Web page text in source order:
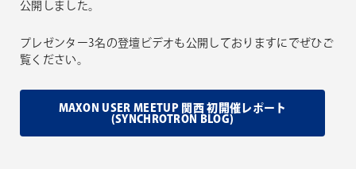
公開しました。
プレゼンター3名の登壇ビデオも公開しておりますにでぜひご
覧ください。
MAXON USER MEETUP 関西 初開催レポート
(SYNCHROTRON BLOG)